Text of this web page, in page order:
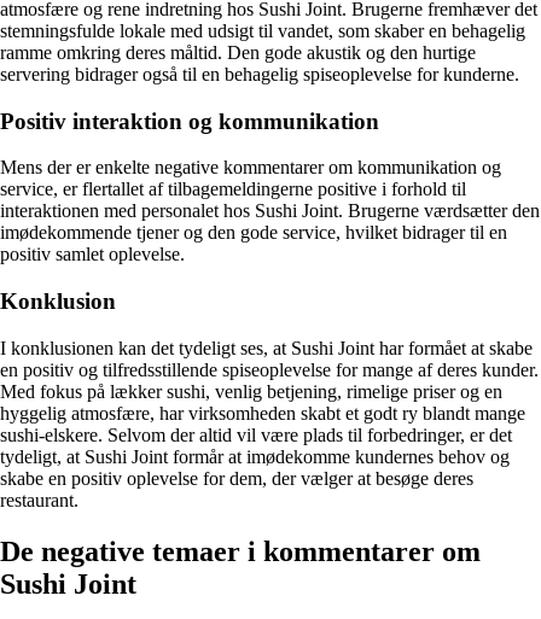
atmosfære og rene indretning hos Sushi Joint. Brugerne fremhæver det
stemningsfulde lokale med udsigt til vandet, som skaber en behagelig
ramme omkring deres måltid. Den gode akustik og den hurtige
servering bidrager også til en behagelig spiseoplevelse for kunderne.
Positiv interaktion og kommunikation
Mens der er enkelte negative kommentarer om kommunikation og
service, er flertallet af tilbagemeldingerne positive i forhold til
interaktionen med personalet hos Sushi Joint. Brugerne værdsætter den
imødekommende tjener og den gode service, hvilket bidrager til en
positiv samlet oplevelse.
Konklusion
I konklusionen kan det tydeligt ses, at Sushi Joint har formået at skabe
en positiv og tilfredsstillende spiseoplevelse for mange af deres kunder.
Med fokus på lækker sushi, venlig betjening, rimelige priser og en
hyggelig atmosfære, har virksomheden skabt et godt ry blandt mange
sushi-elskere. Selvom der altid vil være plads til forbedringer, er det
tydeligt, at Sushi Joint formår at imødekomme kundernes behov og
skabe en positiv oplevelse for dem, der vælger at besøge deres
restaurant.
De negative temaer i kommentarer om
Sushi Joint